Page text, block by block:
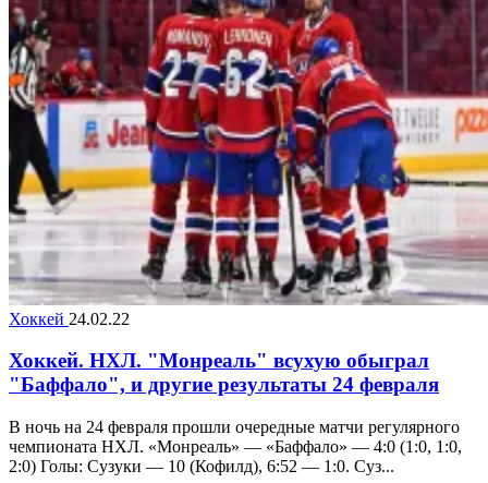
Хоккей 24.02.22
Хоккей. НХЛ. "Монреаль" всухую обыграл
"Баффало", и другие результаты 24 февраля
В ночь на 24 февраля прошли очередные матчи регулярного
чемпионата НХЛ. «Монреаль» — «Баффало» — 4:0 (1:0, 1:0,
2:0) Голы: Сузуки — 10 (Кофилд), 6:52 — 1:0. Суз...